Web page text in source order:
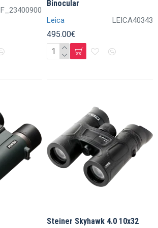
F_23400900
Leica LEICA40343
Binocular
495.00€
Steiner Skyhawk 4.0 10x32